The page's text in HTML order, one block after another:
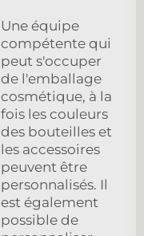
Une équipe
compétente qui
peut s'occuper
de l'emballage
cosmétique, à la
fois les couleurs
des bouteilles et
les accessoires
peuvent être
personnalisés. Il
est également
possible de